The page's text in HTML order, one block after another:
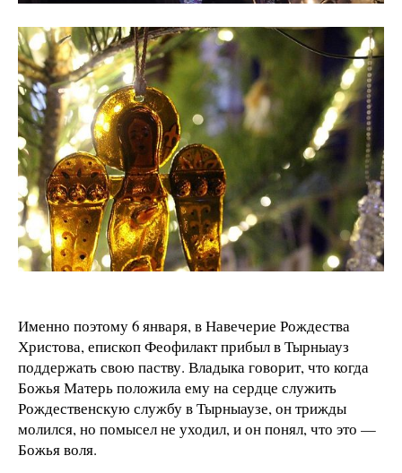
Именно поэтому 6 января, в Навечерие Рождества
Христова, епископ Феофилакт прибыл в Тырныауз
поддержать свою паству. Владыка говорит, что когда
Божья Матерь положила ему на сердце служить
Рождественскую службу в Тырныаузе, он трижды
молился, но помысел не уходил, и он понял, что это —
Божья воля.